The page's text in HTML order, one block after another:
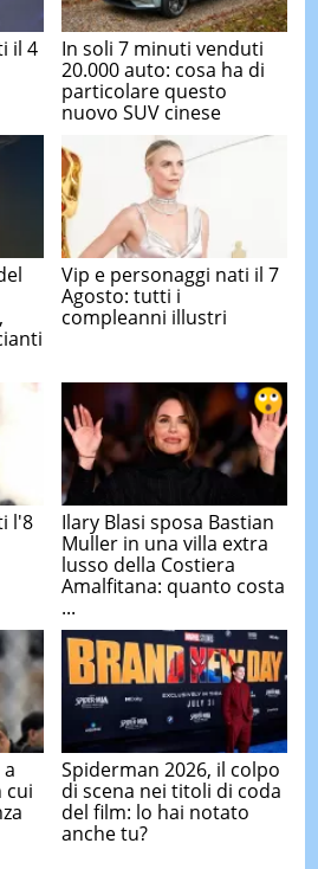
il 4
In soli 7 minuti venduti
20.000 auto: cosa ha di
particolare questo
nuovo SUV cinese
Vip e personaggi nati il 7
Agosto: tutti i
compleanni illustri
l'8
Ilary Blasi sposa Bastian
Muller in una villa extra
lusso della Costiera
Amalfitana: quanto costa
...
cui
Spiderman 2026, il colpo
di scena nei titoli di coda
del film: lo hai notato
anche tu?